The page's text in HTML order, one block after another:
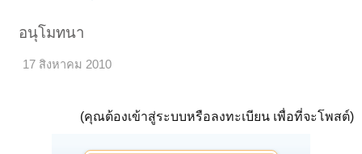
อนุโมทนา
17 สิงหาคม 2010
(คุณต้องเข้าสู่ระบบหรือลงทะเบียน เพื่อที่จะโพสต์)